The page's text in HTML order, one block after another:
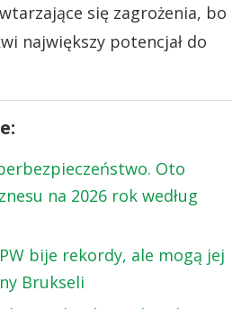
się zagrożenia, bo
największy potencjał do
Oto
na 2026 rok według
bije rekordy, ale mogą jej
Brukseli